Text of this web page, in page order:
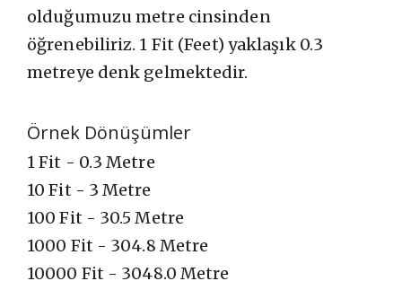
olduğumuzu metre cinsinden
öğrenebiliriz. 1 Fit (Feet) yaklaşık 0.3
metreye denk gelmektedir.
Örnek Dönüşümler
1 Fit - 0.3 Metre
10 Fit - 3 Metre
100 Fit - 30.5 Metre
1000 Fit - 304.8 Metre
10000 Fit - 3048.0 Metre